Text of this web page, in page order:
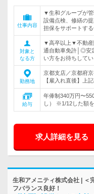
仕事内容
▼生和グループが
設備点検、修繕の
担保をサポートする
対象と
なる方
▼高卒以上▼不動産
通自動車免許│◎安
い方をお待ちしてい
勤務地
京都支店／京都府
【雇入れ直後】上
給与
年俸制340万円〜
し） ※1/12した額
求人詳細を見る
生和アメニティ株式会社 |
フバランス良好！